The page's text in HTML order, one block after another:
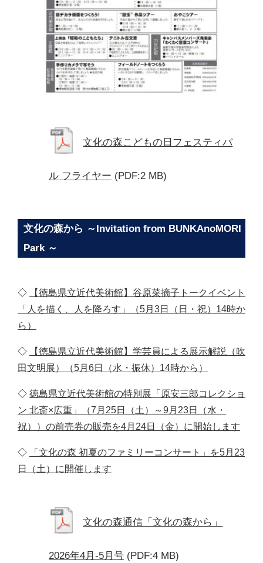
文化の森こどもの日フェスティバ
ル フライヤー (PDF:2 MB)
文化の森から ～Invitation from BUNKAnoMORI
Park ～
◇
【徳島県立近代美術館】谷原菜摘子トークイベント
「人を描く、人を降ろす」（5月3日（日・祝）14時か
ら）
◇ 【徳島県立近代美術館】 学芸員による展示解説（吹
田文明展）（5月6日（水・振休）14時から）
◇ 徳島県立近代美術館の特別展「原安三郎コレクショ
ン 北斎×広重」（7月25日（土）～9月23日（水・
祝））の前売券の販売を4月24日（金）に開始します
◇
「文化の森 初夏のファミリーコンサート」を5月23
日（土）に開催します
文化の森通信「文化の森から」
2026年4月-5月号 (PDF:4 MB)